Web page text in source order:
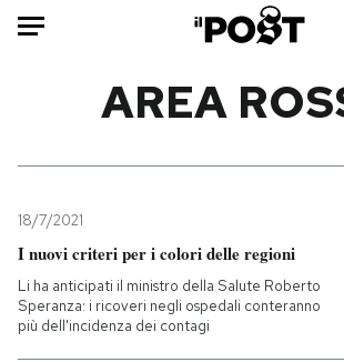
Mondo
Politica
Tecnologia
Internet
Storie/
Ok
AREA
18/7/2021
I nuovi criteri per i colori delle regioni
Li ha anticipati il ministro della Salute Roberto
Speranza: i ricoveri negli ospedali conteranno
più dell'incidenza dei contagi